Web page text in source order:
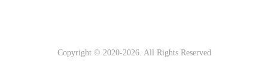
Copyright © 2020-2026. All Rights Reserved